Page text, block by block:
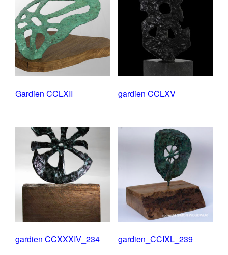
Gardien CCLXII gardien CCLXV
gardien CCXXXIV_234 gardien_CCIXL_239